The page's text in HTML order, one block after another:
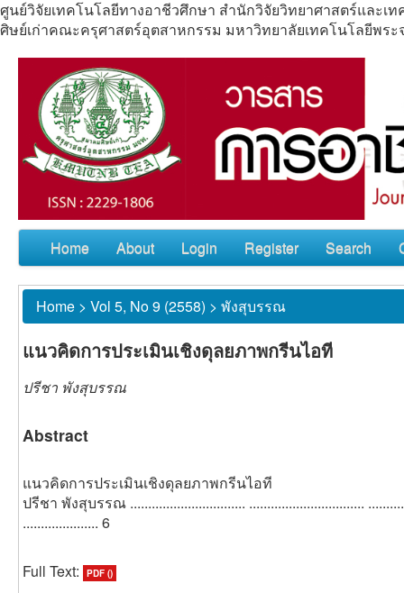
ศูนย์วิจัยเทคโนโลยีทางอาชีวศึกษา สำนักวิจัยวิทยาศาสตร์และ
ศิษย์เก่าคณะครุศาสตร์อุตสาหกรรม มหาวิทยาลัยเทคโนโลยีพระ
Home About Login Register Search
Home > Vol 5, No 9 (2558) > พังสุบรรณ
แนวคิดการประเมินเชิงดุลยภาพกรีนไอที
ปรีชา พังสุบรรณ
Abstract
แนวคิดการประเมินเชิงดุลยภาพกรีนไอที
ปรีชา พังสุบรรณ ................................ ................................
..................... 6
Full Text: PDF ()